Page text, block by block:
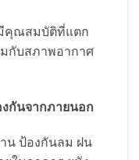
คุณสมบัติที่แตก
กับสภาพอากาศ
กันจากภายนอก
น ป้องกันลม ฝน